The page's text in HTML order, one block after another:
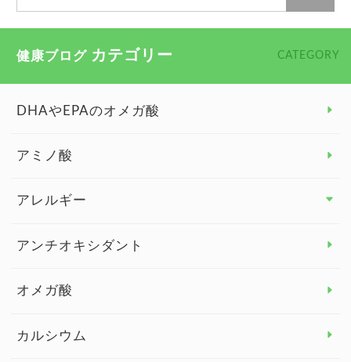
健康ブログ カテゴリー CATEGORY
DHAやEPAのオメガ酸
アミノ酸
アレルギー
アレルギー トップ
アンチオキシダント
オメガ酸
カルシウム